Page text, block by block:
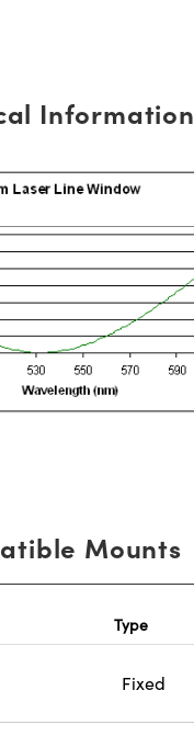
Information
Mounts
Type
Fixed